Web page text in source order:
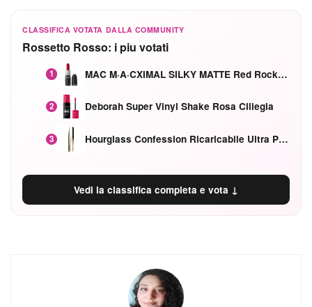
CLASSIFICA VOTATA DALLA COMMUNITY
Rossetto Rosso: i piu votati
1 MAC M·A·CXIMAL SILKY MATTE Red Rock mat
2 Deborah Super Vinyl Shake Rosa Ciliegia
3 Hourglass Confession Ricaricabile Ultra Preciso Ad Alta Intensità Secretly Classic Red
Vedi la classifica completa e vota ↓